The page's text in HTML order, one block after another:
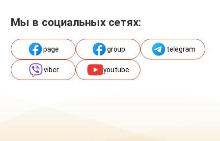
Мы в социальных сетях:
page group telegram
viber youtube